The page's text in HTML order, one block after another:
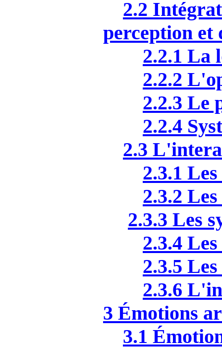
2.2
perception et
2.2.1 La
2.2.2
2.2.3 Le
2.2.4
2.3
2.3.1
2.3.2
2.3.3 Les
2.3.4
2.3.5
2.3.6
3 Émotions
3.1